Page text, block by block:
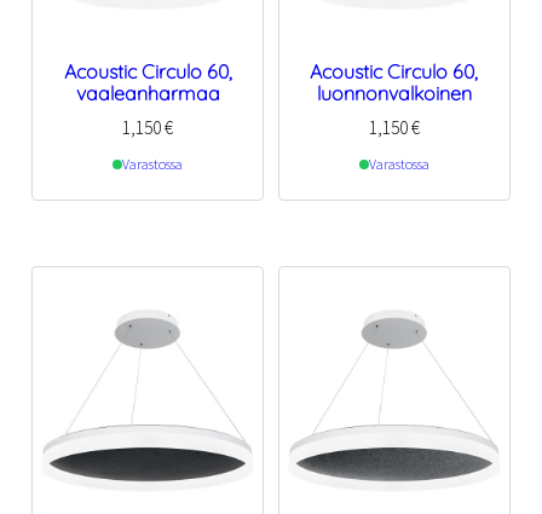
Acoustic Circulo 60,
vaaleanharmaa
1,150€
Varastossa
Acoustic Circulo 60,
luonnonvalkoinen
1,150€
Varastossa